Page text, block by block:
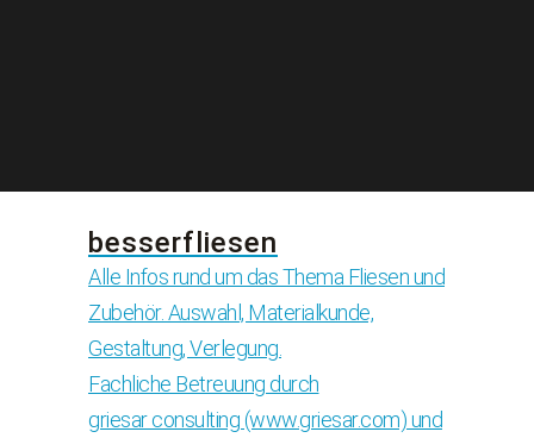
besserfliesen
Alle Infos rund um das Thema Fliesen und
Zubehör. Auswahl, Materialkunde,
Gestaltung, Verlegung.
Fachliche Betreuung durch
griesar consulting (www.griesar.com) und